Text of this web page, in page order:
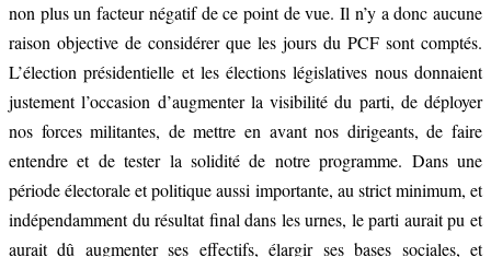
non plus un facteur négatif de ce point de vue. Il n’y a donc aucune
raison objective de considérer que les jours du PCF sont comptés.
L’élection présidentielle et les élections législatives nous donnaient
justement l’occasion d’augmenter la visibilité du parti, de déployer
nos forces militantes, de mettre en avant nos dirigeants, de faire
entendre et de tester la solidité de notre programme. Dans une
période électorale et politique aussi importante, au strict minimum, et
indépendamment du résultat final dans les urnes, le parti aurait pu et
aurait dû augmenter ses effectifs, élargir ses bases sociales, et